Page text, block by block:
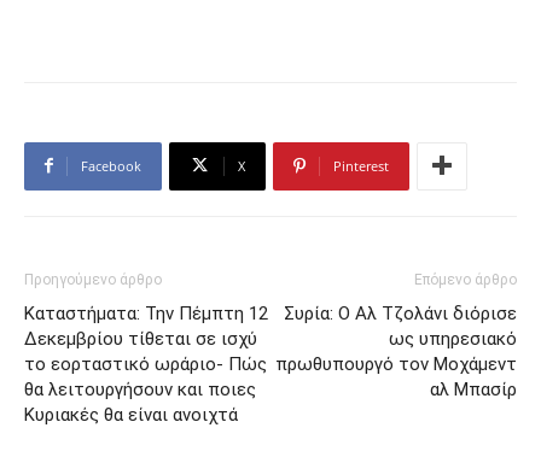
Facebook X Pinterest
Προηγούμενο άρθρο
Καταστήματα: Την Πέμπτη 12
Δεκεμβρίου τίθεται σε ισχύ
το εορταστικό ωράριο- Πώς
θα λειτουργήσουν και ποιες
Κυριακές θα είναι ανοιχτά
Επόμενο άρθρο
Συρία: Ο Αλ Τζολάνι διόρισε
ως υπηρεσιακό
πρωθυπουργό τον Μοχάμεντ
αλ Μπασίρ